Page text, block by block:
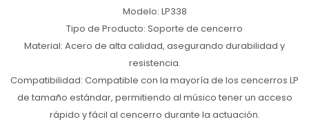
Modelo: LP338
Tipo de Producto: Soporte de cencerro
Material: Acero de alta calidad, asegurando durabilidad y
resistencia.
Compatibilidad: Compatible con la mayoría de los cencerros LP
de tamaño estándar, permitiendo al músico tener un acceso
rápido y fácil al cencerro durante la actuación.